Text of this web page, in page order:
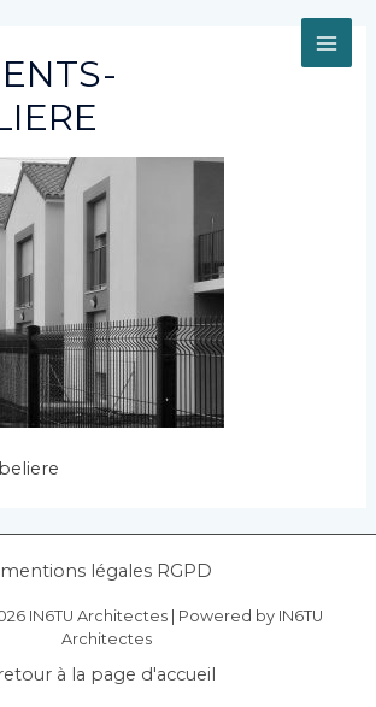
mentions légales RGPD
IN6TU Architectes | Powered by IN6TU
Architectes
retour à la page d'accueil